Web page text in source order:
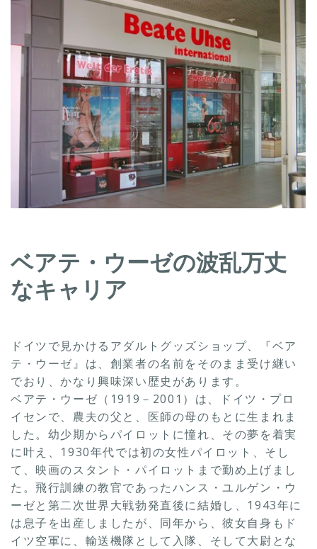
ベアテ・ウーゼの波乱万丈
なキャリア
ドイツで見かけるアダルトグッズショップ、『ベア
テ・ウーゼ』は、創業者の名前をそのまま受け継い
でおり、かなり興味深い歴史があります。
ベアテ・ウーゼ（1919－2001）は、ドイツ・プロ
イセンで、農夫の父と、医師の母のもとに生まれま
した。幼少期からパイロットに憧れ、その夢を着実
に叶え、1930年代では初の女性パイロット、そし
て、映画のスタント・パイロットまで勤め上げまし
た。飛行訓練の教官であったハンス・ユルゲン・ウ
ーゼと第二次世界大戦勃発直後に結婚し、1943年に
は息子を出産しましたが、同年から、彼女自身もド
イツ空軍に、輸送機隊として入隊、そして大尉とな